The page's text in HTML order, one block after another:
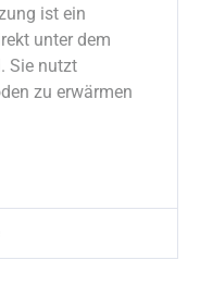
ist ein
unter dem
Sie nutzt
zu erwärmen